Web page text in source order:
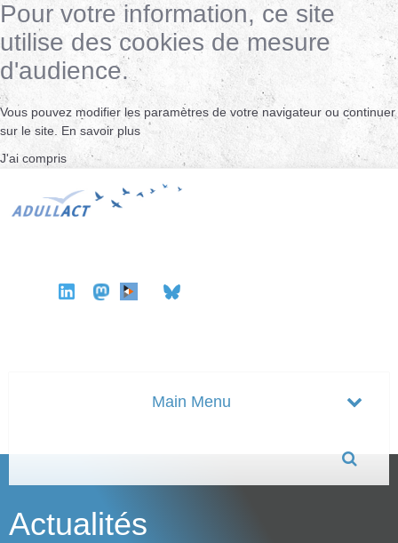
Pour votre information, ce site
utilise des cookies de mesure
d'audience.
Vous pouvez modifier les paramètres de votre navigateur ou continuer
sur le site. En savoir plus
J'ai compris
Actualités